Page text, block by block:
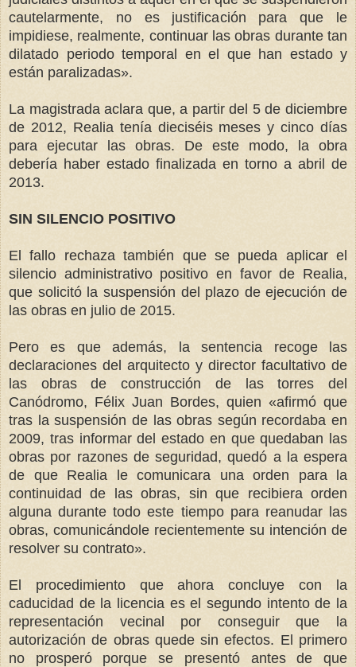
cautelarmente, no es justificación para que le
impidiese, realmente, continuar las obras durante tan
dilatado periodo temporal en el que han estado y
están paralizadas».
La magistrada aclara que, a partir del 5 de diciembre
de 2012, Realia tenía dieciséis meses y cinco días
para ejecutar las obras. De este modo, la obra
debería haber estado finalizada en torno a abril de
2013.
SIN SILENCIO POSITIVO
El fallo rechaza también que se pueda aplicar el
silencio administrativo positivo en favor de Realia,
que solicitó la suspensión del plazo de ejecución de
las obras en julio de 2015.
Pero es que además, la sentencia recoge las
declaraciones del arquitecto y director facultativo de
las obras de construcción de las torres del
Canódromo, Félix Juan Bordes, quien «afirmó que
tras la suspensión de las obras según recordaba en
2009, tras informar del estado en que quedaban las
obras por razones de seguridad, quedó a la espera
de que Realia le comunicara una orden para la
continuidad de las obras, sin que recibiera orden
alguna durante todo este tiempo para reanudar las
obras, comunicándole recientemente su intención de
resolver su contrato».
El procedimiento que ahora concluye con la
caducidad de la licencia es el segundo intento de la
representación vecinal por conseguir que la
autorización de obras quede sin efectos. El primero
no prosperó porque se presentó antes de que